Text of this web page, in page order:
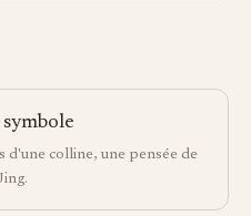
d'une colline, une pensée de